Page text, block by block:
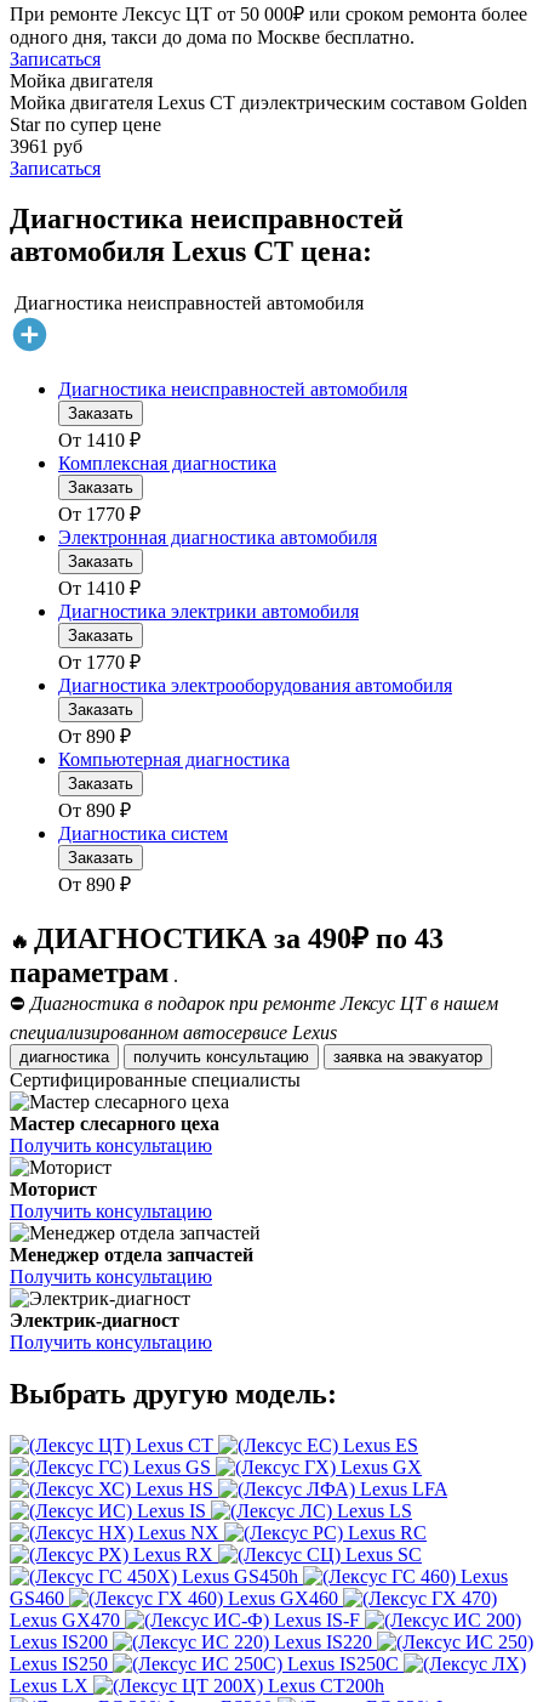
При ремонте Лексус ЦТ от 50 000₽ или сроком ремонта более
одного дня, такси до дома по Москве бесплатно.
Записаться
Мойка двигателя
Мойка двигателя Lexus CT диэлектрическим составом Golden
Star по супер цене
3961 руб
Записаться
Диагностика неисправностей
автомобиля Lexus CT цена:
Диагностика неисправностей автомобиля
Диагностика неисправностей автомобиля
Заказать
От 1410 ₽
Комплексная диагностика
Заказать
От 1770 ₽
Электронная диагностика автомобиля
Заказать
От 1410 ₽
Диагностика электрики автомобиля
Заказать
От 1770 ₽
Диагностика электрооборудования автомобиля
Заказать
От 890 ₽
Компьютерная диагностика
Заказать
От 890 ₽
Диагностика систем
Заказать
От 890 ₽
🔥 ДИАГНОСТИКА за 490₽ по 43
параметрам .
⛔ Диагностика в подарок при ремонте Лексус ЦТ в нашем
специализированном автосервисе Lexus
диагностика получить консультацию заявка на эвакуатор
Сертифицированные специалисты
Мастер слесарного цеха
Получить консультацию
Моторист
Получить консультацию
Менеджер отдела запчастей
Получить консультацию
Электрик-диагност
Получить консультацию
Выбрать другую модель:
Lexus CT
Lexus ES
Lexus GS
Lexus GX
Lexus HS
Lexus LFA
Lexus IS
Lexus LS
Lexus NX
Lexus RC
Lexus RX
Lexus SC
Lexus GS450h
Lexus
GS460
Lexus GX460
Lexus GX470
Lexus IS-F
Lexus IS200
Lexus IS220
Lexus IS250
Lexus IS250C
Lexus LX
Lexus CT200h